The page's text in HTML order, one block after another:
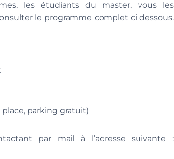
les étudiants du master, vous les
le programme complet ci dessous.
place, parking gratuit)
par mail à l’adresse suivante :